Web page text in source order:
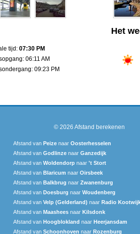
tijd: 07:30 PM
06:11 AM
09:23 PM
Het
© 2026 Afstand berekenen
Afstand van Peize naar Oosterhesselen
Afstand van Godlinze naar Ganzedijk
Afstand van Woldendorp naar 't Stort
Afstand van Blaricum naar Oirsbeek
Afstand van Balkbrug naar Zwanenburg
Afstand van Doesburg naar Woudenberg
Afstand van Velp (Gelderland) naar Radio
Afstand van Maashees naar Kilsdonk
Afstand van Hoogblokland naar Heerjansdam
Afstand van Schoonhoven naar Rozenburg